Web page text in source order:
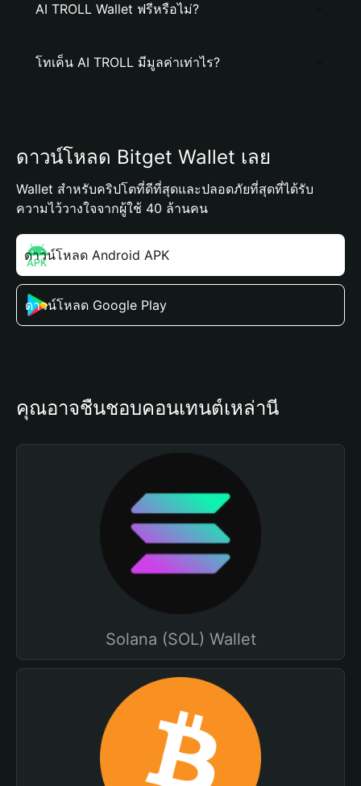
AI TROLL Wallet ฟรีหรือไม่?
โทเค็น AI TROLL มีมูลค่าเท่าไร?
ดาวน์โหลด Bitget Wallet เลย
Wallet สำหรับคริปโตที่ดีที่สุดและปลอดภัยที่สุดที่ได้รับ
ความไว้วางใจจากผู้ใช้ 40 ล้านคน
ดาวน์โหลด Android APK
ดาวน์โหลด Google Play
คุณอาจชื่นชอบคอนเทนต์เหล่านี้
Solana (SOL) Wallet